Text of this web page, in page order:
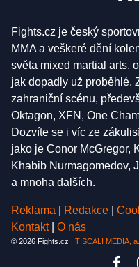
Fights.cz je český
MMA a veškeré dění
světa mixed martial arts,
jak dopadly už proběhlé.
zahraniční scénu,
Oktagon, XFN, One
Dozvíte se i víc ze
jako je Conor McGregor,
Khabib Nurmagomedov,
a mnoha dalších.
Reklama Redakce
Kontakt
O nás
© 2026 Fights.cz | TISCALI MEDIA,